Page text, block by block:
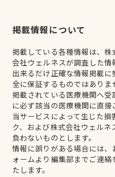
掲載情報について
掲載している各種情報は、
会社ウェルネスが調査した情
出来るだけ正確な情報掲載
全に保証するものではありま
掲載されている医療機関へ
に必ず該当の医療機関に直接
当サービスによって生じた
ク、および株式会社ウェル
負わないものとします。
情報に誤りがある場合には
ォームより編集部までご連
たします。